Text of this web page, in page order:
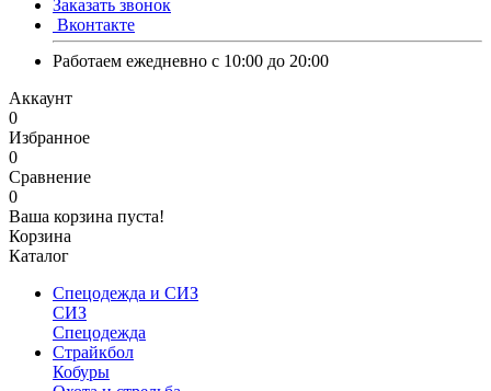
Заказать звонок
Вконтакте
Работаем ежедневно с 10:00 до 20:00
Аккаунт
0
Избранное
0
Сравнение
0
Ваша корзина пуста!
Корзина
Каталог
Спецодежда и СИЗ
СИЗ
Спецодежда
Страйкбол
Кобуры